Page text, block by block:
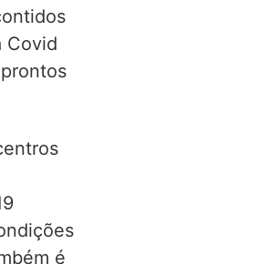
Covid
é